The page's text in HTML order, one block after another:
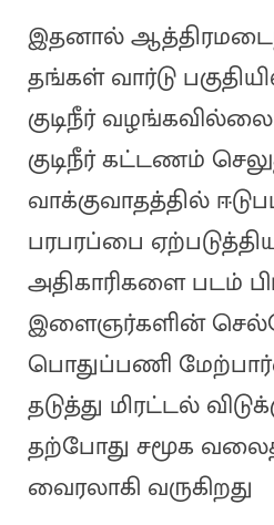
இதனால்
தங்கள் வார்டு
குடிநீர்
குடிநீர் கட்டணம்
வாக்குவாதத்தில்
பரபரப்பை
அதிகாரிகளை படம்
இளைஞர்களின்
பொதுப்பணி
தடுத்து மிரட்டல்
தற்போது சமூக
வைரலாகி வருகிறது